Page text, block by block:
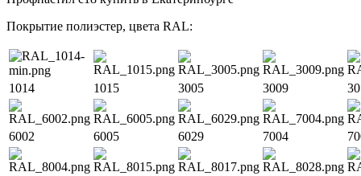
Покрытие полиэстер, цвета RAL:
1014 1015 3005 3009
6002 6005 6029 7004